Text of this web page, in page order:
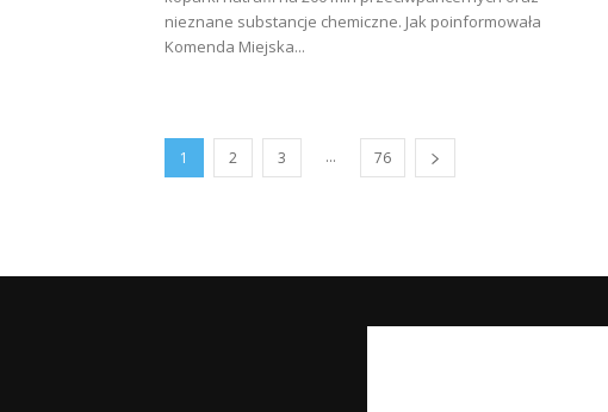
nieznane substancje chemiczne. Jak poinformowała
Komenda Miejska...
1 2 3 ... 76